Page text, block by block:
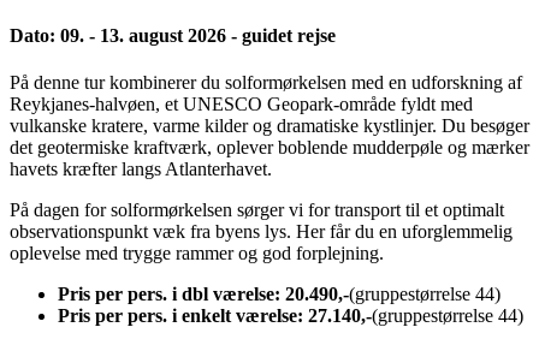
Dato: 09. - 13. august 2026 - guidet rejse
På denne tur kombinerer du solformørkelsen med en udforskning af
Reykjanes-halvøen, et UNESCO Geopark-område fyldt med
vulkanske kratere, varme kilder og dramatiske kystlinjer. Du besøger
det geotermiske kraftværk, oplever boblende mudderpøle og mærker
havets kræfter langs Atlanterhavet.
På dagen for solformørkelsen sørger vi for transport til et optimalt
observationspunkt væk fra byens lys. Her får du en uforglemmelig
oplevelse med trygge rammer og god forplejning.
Pris per pers. i dbl værelse: 20.490,-(gruppestørrelse 44)
Pris per pers. i enkelt værelse: 27.140,-(gruppestørrelse 44)